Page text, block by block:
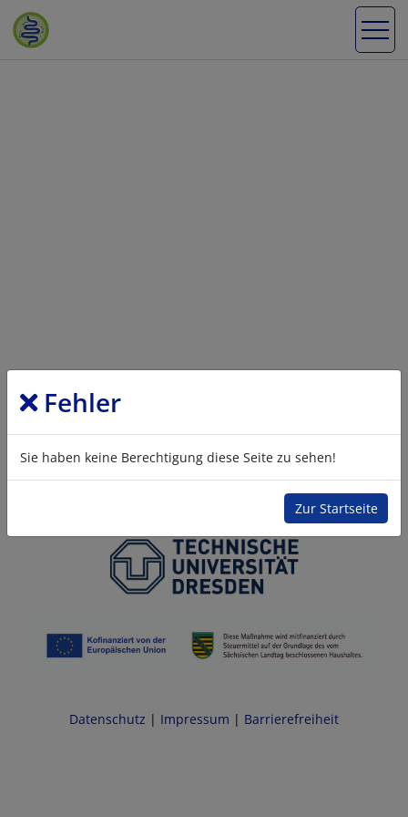
Fehler
Sie haben keine Berechtigung diese Seite zu sehen!
Zur Startseite
Datenschutz | Impressum | Barrierefreiheit